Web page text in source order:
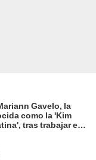
Gavelo, la
como la 'Kim
tras trabajar en